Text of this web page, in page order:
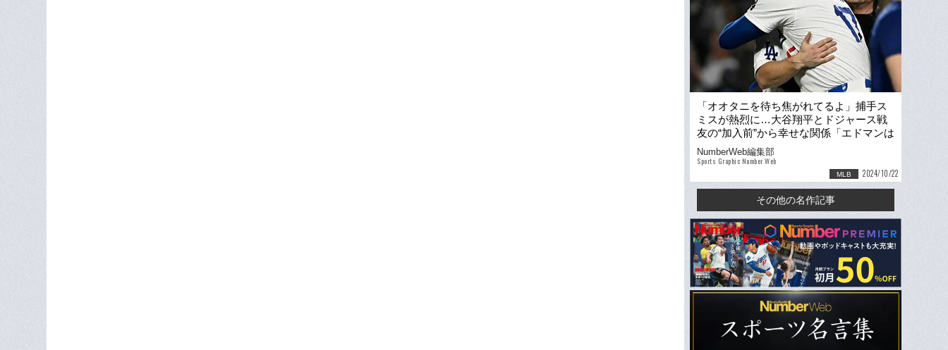
「オオタニを待ち焦がれてるよ」捕手ス
ミスが熱烈に…大谷翔平とドジャース戦
友の“加入前”から幸せな関係「エドマンは
みんなに愛される」
NumberWeb編集部
Sports Graphic Number Web
MLB 2024/10/22
その他の名作記事